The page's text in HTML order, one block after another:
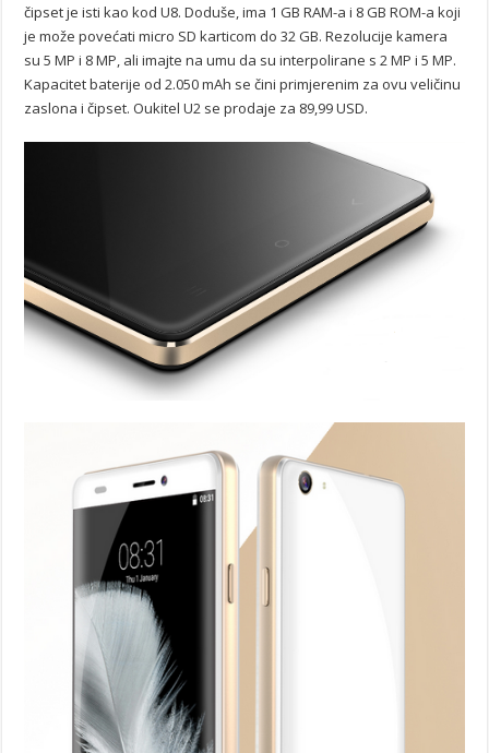
čipset je isti kao kod U8. Doduše, ima 1 GB RAM-a i 8 GB ROM-a koji
je može povećati micro SD karticom do 32 GB. Rezolucije kamera
su 5 MP i 8 MP, ali imajte na umu da su interpolirane s 2 MP i 5 MP.
Kapacitet baterije od 2.050 mAh se čini primjerenim za ovu veličinu
zaslona i čipset. Oukitel U2 se prodaje za 89,99 USD.